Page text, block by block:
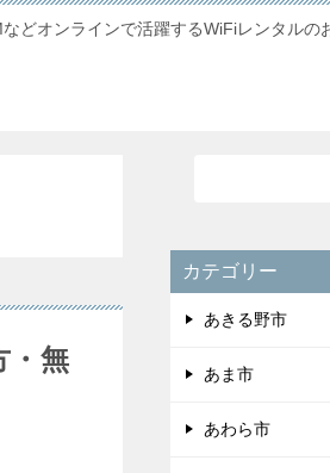
どオンラインで活躍するWiFiレンタルの
・無
カテゴリー
あきる野市
あま市
あわら市